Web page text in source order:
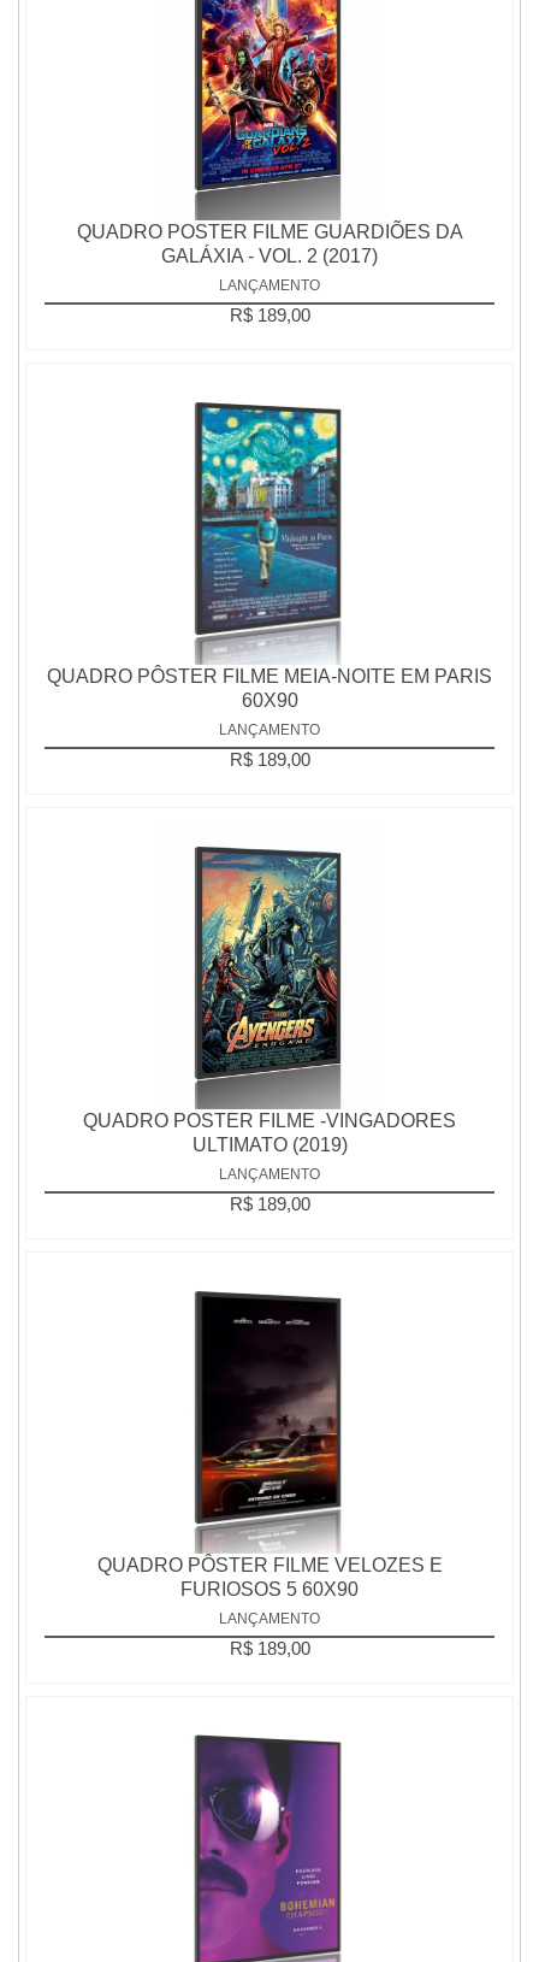
QUADRO POSTER FILME GUARDIÕES DA
GALÁXIA - VOL. 2 (2017)
LANÇAMENTO
R$ 189,00
QUADRO PÔSTER FILME MEIA-NOITE EM PARIS
60X90
LANÇAMENTO
R$ 189,00
QUADRO POSTER FILME -VINGADORES
ULTIMATO (2019)
LANÇAMENTO
R$ 189,00
QUADRO PÔSTER FILME VELOZES E
FURIOSOS 5 60X90
LANÇAMENTO
R$ 189,00